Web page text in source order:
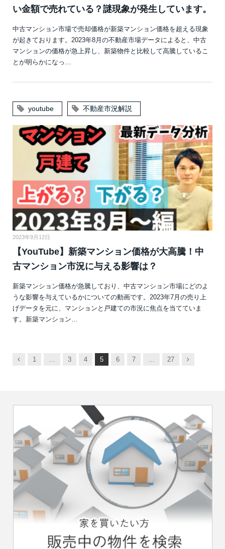
い金額で売れている？謎現象が発生しています。
中古マンション市場で売却価格が新築マンション価格を超える現象
が起きております。2023年8月の不動産市場データによると、中古
マンションの価格が急上昇し、新築物件と比較して高騰しているこ
とが明らかになっ…
youtube 不動産市況解説
2023年9月12日
【YouTube】新築マンション価格が大高騰！中
古マンション市況に与える影響は？
新築マンション価格が急騰しており、中古マンション市場にどのよ
うな影響を与えているかについての動画です。2023年7月の売り上
げデータを元に、マンションと戸建ての市況に焦点を当てていま
す。新築マンション…
前
1 3 4 5 6 7 27
次